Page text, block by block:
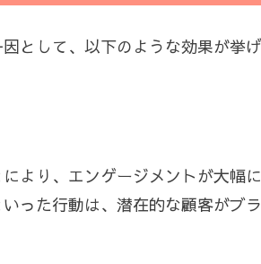
として、以下のような効果が挙げ
より、エンゲージメントが大幅に
った行動は、潜在的な顧客がブ